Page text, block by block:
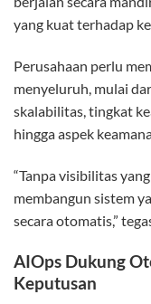
yang kuat terhadap
Perusahaan perlu
menyeluruh, mulai
skalabilitas, tingkat
hingga aspek
“Tanpa visibilitas
membangun sistem
secara otomatis,”
AIOps Dukung
Keputusan